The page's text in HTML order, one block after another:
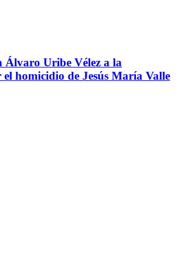
Álvaro Uribe Vélez a la
homicidio de Jesús María Valle